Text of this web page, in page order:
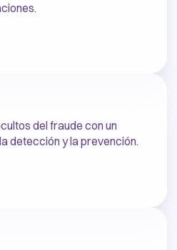
del fraude con un
detección y la prevención.